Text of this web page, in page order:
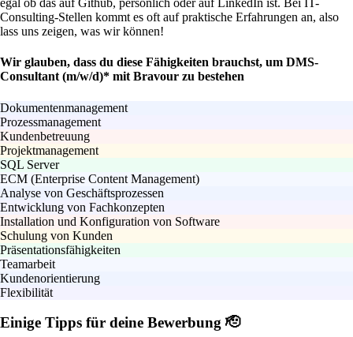
egal ob das auf Github, persönlich oder auf LinkedIn ist. Bei IT-
Consulting-Stellen kommt es oft auf praktische Erfahrungen an, also
lass uns zeigen, was wir können!
Wir glauben, dass du diese Fähigkeiten brauchst, um DMS-
Consultant (m/w/d)* mit Bravour zu bestehen
Dokumentenmanagement
Prozessmanagement
Kundenbetreuung
Projektmanagement
SQL Server
ECM (Enterprise Content Management)
Analyse von Geschäftsprozessen
Entwicklung von Fachkonzepten
Installation und Konfiguration von Software
Schulung von Kunden
Präsentationsfähigkeiten
Teamarbeit
Kundenorientierung
Flexibilität
Einige Tipps für deine Bewerbung 🫡